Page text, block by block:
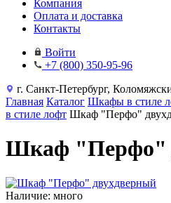
Компания
Оплата и доставка
Контакты
Войти
+7 (800) 350-95-96
г. Санкт-Петербург,
Главная Каталог Шкафы в стиле
в стиле лофт Шкаф "Перфо"
Шкаф "Перфо"
Наличие: много